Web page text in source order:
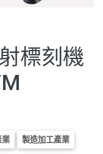
標刻機
業 製造加工產業